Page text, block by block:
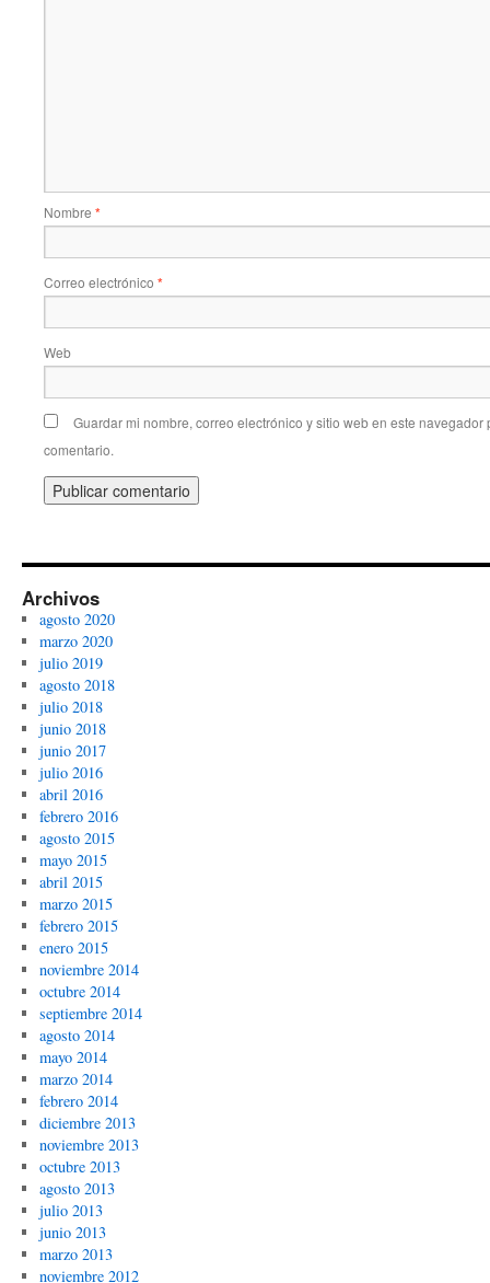
Nombre *
Correo electrónico *
Web
Guardar mi nombre, correo electrónico y sitio web en este
comentario.
Archivos
agosto 2020
marzo 2020
julio 2019
agosto 2018
julio 2018
junio 2018
junio 2017
julio 2016
abril 2016
febrero 2016
agosto 2015
mayo 2015
abril 2015
marzo 2015
febrero 2015
enero 2015
noviembre 2014
octubre 2014
septiembre 2014
agosto 2014
mayo 2014
marzo 2014
febrero 2014
diciembre 2013
noviembre 2013
octubre 2013
agosto 2013
julio 2013
junio 2013
marzo 2013
noviembre 2012